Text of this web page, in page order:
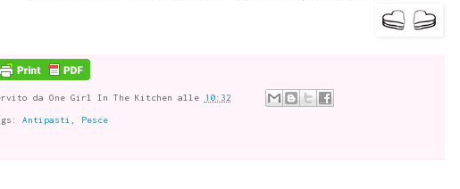
da One Girl In The Kitchen alle 10:32
Antipasti, Pesce